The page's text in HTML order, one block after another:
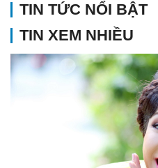
TIN TỨC NỔI BẬT
TIN XEM NHIỀU